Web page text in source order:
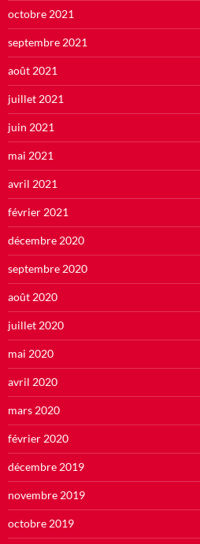
octobre 2021
septembre 2021
août 2021
juillet 2021
juin 2021
mai 2021
avril 2021
février 2021
décembre 2020
septembre 2020
août 2020
juillet 2020
mai 2020
avril 2020
mars 2020
février 2020
décembre 2019
novembre 2019
octobre 2019